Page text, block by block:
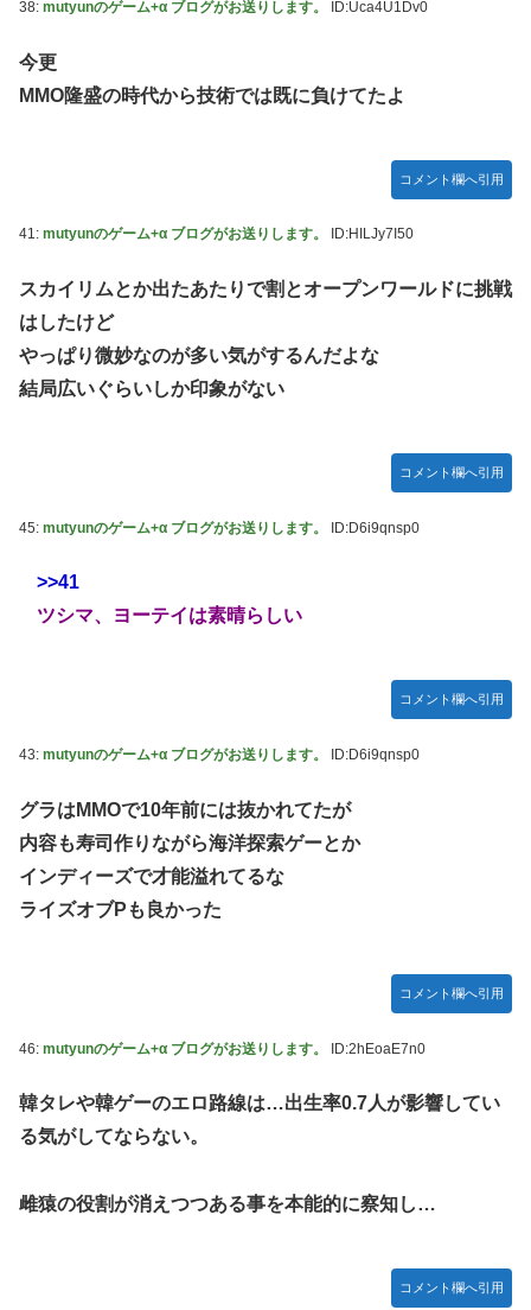
38: mutyunのゲーム+α ブログがお送りします。 ID:Uca4U1Dv0
今更
MMO隆盛の時代から技術では既に負けてたよ
コメント欄へ引用
41: mutyunのゲーム+α ブログがお送りします。 ID:HILJy7I50
スカイリムとか出たあたりで割とオープンワールドに挑戦
はしたけど
やっぱり微妙なのが多い気がするんだよな
結局広いぐらいしか印象がない
コメント欄へ引用
45: mutyunのゲーム+α ブログがお送りします。 ID:D6i9qnsp0
>>41
ツシマ、ヨーテイは素晴らしい
コメント欄へ引用
43: mutyunのゲーム+α ブログがお送りします。 ID:D6i9qnsp0
グラはMMOで10年前には抜かれてたが
内容も寿司作りながら海洋探索ゲーとか
インディーズで才能溢れてるな
ライズオブPも良かった
コメント欄へ引用
46: mutyunのゲーム+α ブログがお送りします。 ID:2hEoaE7n0
韓タレや韓ゲーのエロ路線は…出生率0.7人が影響してい
る気がしてならない。
雌猿の役割が消えつつある事を本能的に察知し…
コメント欄へ引用